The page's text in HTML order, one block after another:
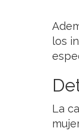
los
La